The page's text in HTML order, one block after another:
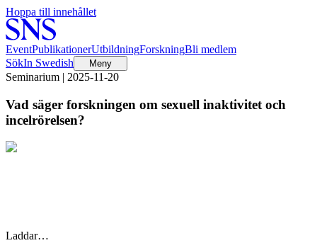
Hoppa till innehållet
EventPublikationerUtbildningForskningBli medlem
SökIn Swedish Meny
Seminarium | 2025-11-20
Vad säger forskningen om sexuell inaktivitet och
incelrörelsen?
Laddar…